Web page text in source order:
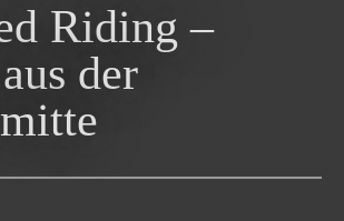
Riding –
der